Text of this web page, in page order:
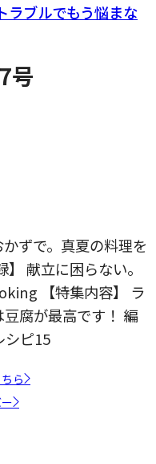
ラブルでもう悩まな
号
ずで。真夏の料理を
献立に困らない。
【特集内容】 ラ
腐が最高です！ 編
シピ15
ら